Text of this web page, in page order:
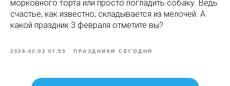
морковного торта или просто погладить собаку. Ведь
счастье, как известно, складывается из мелочей. А
какой праздник 3 февраля отметите вы?
2026-02-02 07:59 ПРАЗДНИКИ СЕГОДНЯ